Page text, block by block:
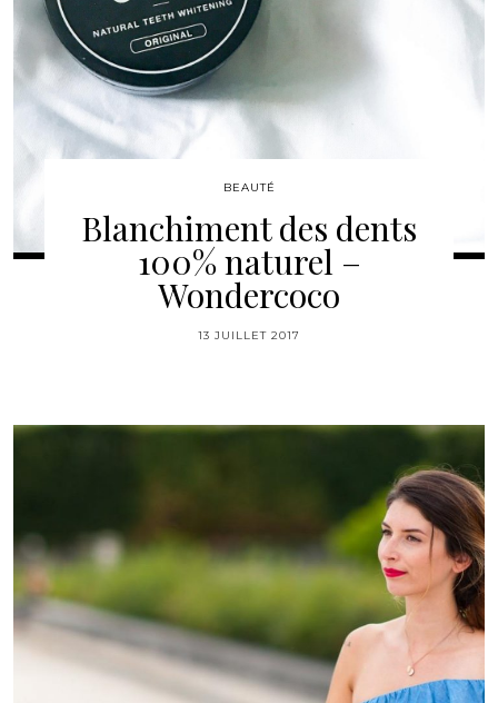
BEAUTÉ
Blanchiment des dents
100% naturel –
Wondercoco
13 JUILLET 2017